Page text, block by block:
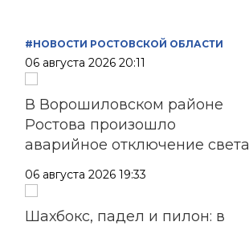
#НОВОСТИ РОСТОВСКОЙ ОБЛАСТИ
06 августа 2026 20:11
В Ворошиловском районе
Ростова произошло
аварийное отключение света
06 августа 2026 19:33
Шахбокс, падел и пилон: в